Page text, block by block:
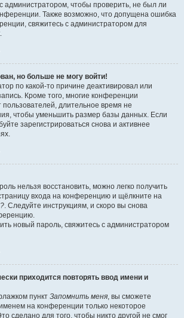
администратором, чтобы проверить, не был ли
Также возможно, что допущена ошибка
свяжитесь с администратором для
но больше не могу войти!
по какой-то причине деактивировал или
Кроме того, многие конференции
длительное время не
чтобы уменьшить размер базы данных. Если
зарегистрироваться снова и активнее
нельзя восстановить, можно легко получить
входа на конференцию и щёлкните на
. Следуйте инструкциям, и скоро вы снова
новый пароль, свяжитесь с администратором
приходится повторять ввод имени и
пункт Запомнить меня, вы сможете
на конференции только некоторое
сделано для того, чтобы никто другой не смог